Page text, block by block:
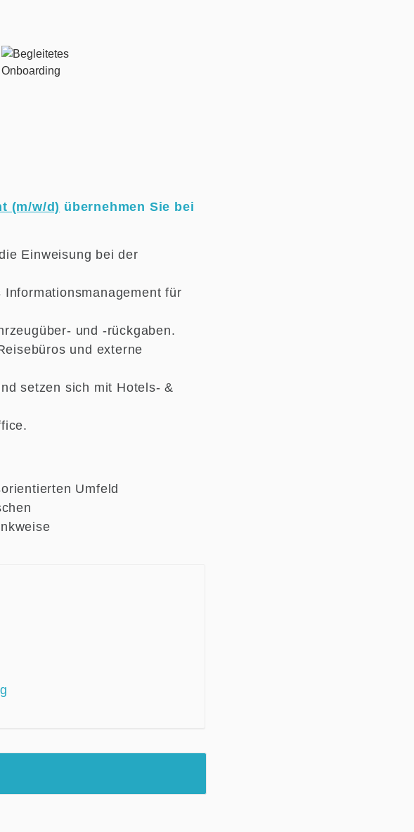
(m/w/d) übernehmen Sie bei
Einweisung bei der
für
und -rückgaben.
und externe
setzen sich mit Hotels- &
Umfeld